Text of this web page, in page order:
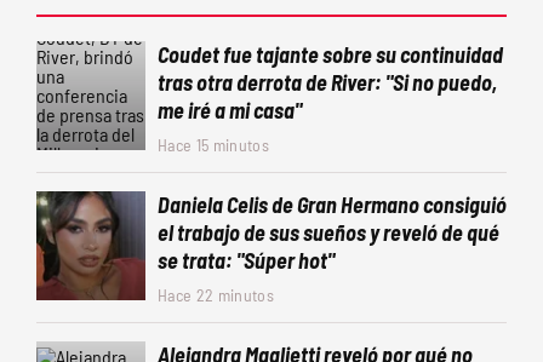
Coudet fue tajante sobre su continuidad
tras otra derrota de River: "Si no puedo,
me iré a mi casa"
Hace 15 minutos
Daniela Celis de Gran Hermano consiguió
el trabajo de sus sueños y reveló de qué
se trata: "Súper hot"
Hace 22 minutos
Alejandra Maglietti reveló por qué no